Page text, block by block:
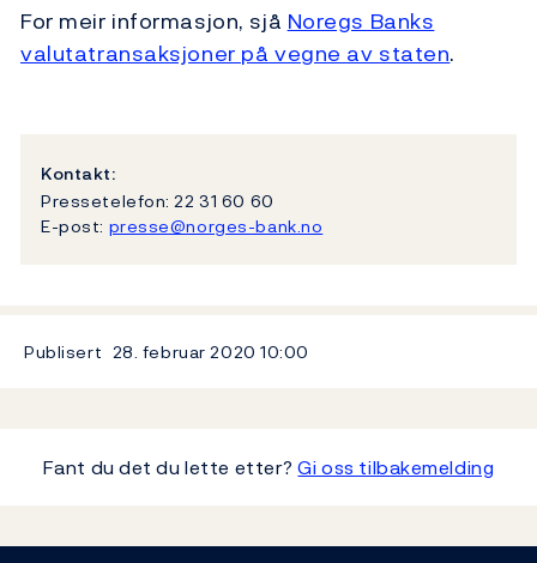
For meir informasjon, sjå Noregs Banks
valutatransaksjoner på vegne av staten.
Kontakt:
Pressetelefon: 22 31 60 60
E-post: presse@norges-bank.no
Publisert 28. februar 202010:00
Fant du det du lette etter?Gi oss tilbakemelding